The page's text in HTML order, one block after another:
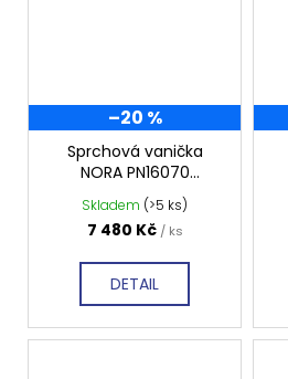
–20 %
Sprchová vanička
NORA PN16070
1600x700 mm,
profilovaná
Skladem (>5 ks)
7 480 Kč / ks
DETAIL